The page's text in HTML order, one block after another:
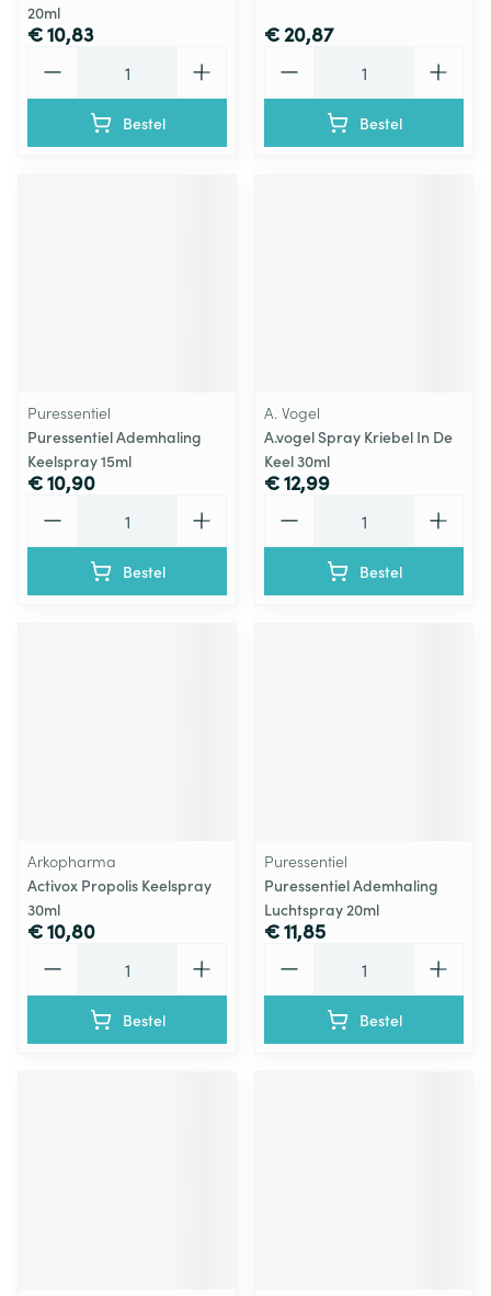
20ml
€ 10,83
Bestel
€ 20,87
Bestel
Puressentiel
Puressentiel Ademhaling
Keelspray 15ml
€ 10,90
Bestel
A. Vogel
A.vogel Spray Kriebel In De
Keel 30ml
€ 12,99
Bestel
Arkopharma
Activox Propolis Keelspray
30ml
€ 10,80
Bestel
Puressentiel
Puressentiel Ademhaling
Luchtspray 20ml
€ 11,85
Bestel